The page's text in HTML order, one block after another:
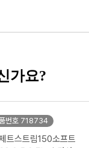
가요?
번호 718734
트스트림150소프트